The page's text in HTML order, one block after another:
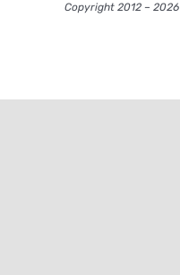
Copyright 2012 – 2026